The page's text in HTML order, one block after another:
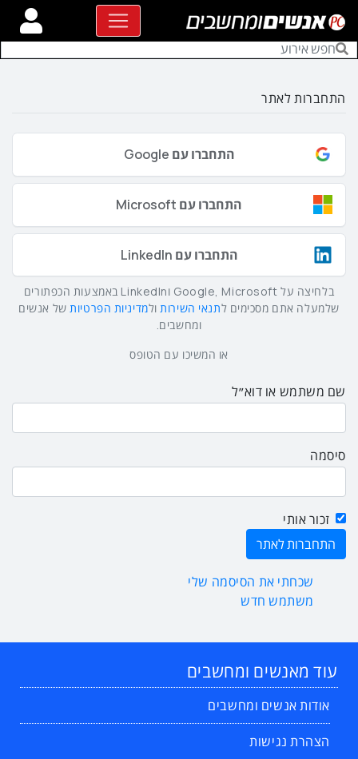
התחברות לאתר
התחברו עם Google
התחברו עם Microsoft
התחברו עם LinkedIn
בלחיצה על Google, Microsoft וLinkedIn באמצעות הכפתורים
שלמעלה אתם מסכימים לתנאי השירותולמדיניות הפרטיותשל אנשים
ומחשבים.
או המשיכו עם הטופס
שם משתמש או דוא״ל
סיסמה
זכור אותי
שכחתי את הסיסמה שלי
משתמש חדש
עוד מאנשים ומחשבים
אודות אנשים ומחשבים
הצהרת נגישות